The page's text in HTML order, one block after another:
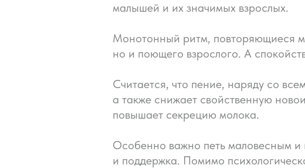
малышей и их значимых взрослых.
Монотонный ритм, повторяющиеся
но и поющего взрослого. А
Считается, что пение, наряду со
а также снижает свойственную
повышает секрецию молока.
Особенно важно петь маловесным
и поддержка. Помимо